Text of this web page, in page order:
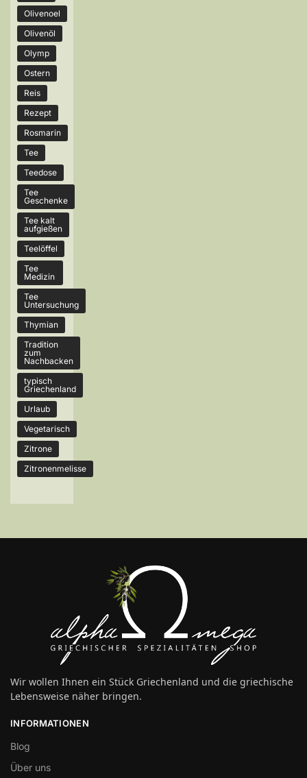
Olivenoel
Olivenöl
Olymp
Ostern
Reis
Rezept
Rosmarin
Tee
Teedose
Tee
Geschenke
Tee kalt
aufgießen
Teelöffel
Tee
Medizin
Tee
Untersuchung
Thymian
Tradition
zum
Nachbacken
typisch
Griechenland
Urlaub
Vegetarisch
Zitrone
Zitronenmelisse
Wir wollen Ihnen ein Stück Griechenland und die griechische
Lebensweise näher bringen.
INFORMATIONEN
Blog
Über uns